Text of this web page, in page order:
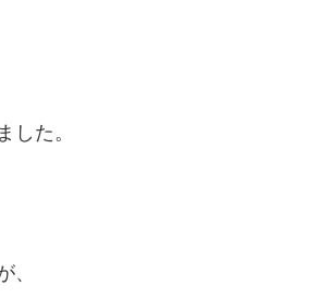
した。
、